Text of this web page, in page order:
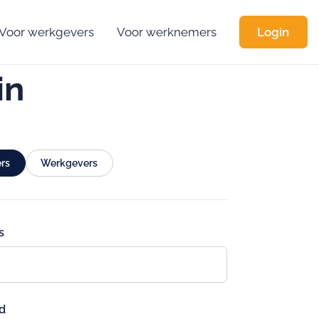
werkgevers Voor werknemers Login
Werkgevers